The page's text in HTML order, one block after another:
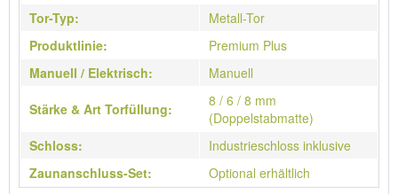
Tor-Typ:
Metall-Tor
Produktlinie:
Premium Plus
Manuell / Elektrisch:
Manuell
Stärke & Art Torfüllung:
8 / 6 / 8 mm
(Doppelstabmatte)
Schloss:
Industrieschloss inklusive
Zaunanschluss-Set:
Optional erhältlich